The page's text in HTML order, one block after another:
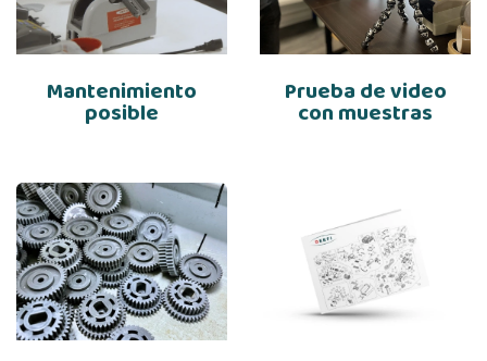
Mantenimiento
posible
Prueba de video
con muestras